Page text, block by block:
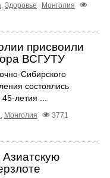
Здоровье
Монголия
присвоили
ВСГУТУ
Сибирского
состоялись
летия ...
, Монголия
3771